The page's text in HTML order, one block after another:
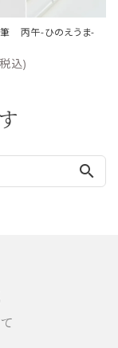
丙午-ひのえうま-
込)
search